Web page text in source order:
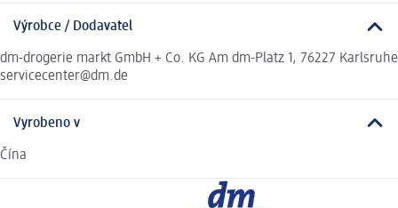
Výrobce / Dodavatel
dm-drogerie markt GmbH + Co. KG Am dm-Platz 1, 76227 Karlsruhe
servicecenter@dm.de
Vyrobeno v
Čína